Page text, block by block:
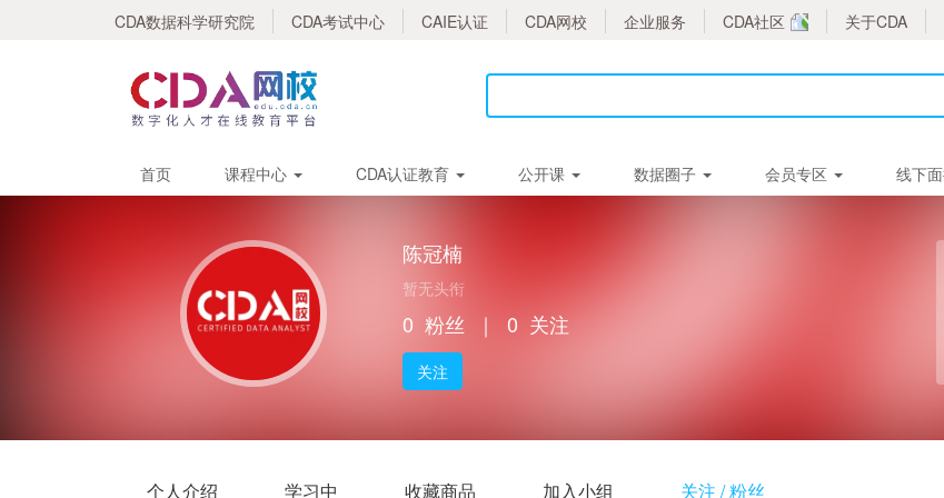
CDA数据科学研究院 CDA考试中心 CAIE认证 CDA网校 企业服务 CDA社区 关于CDA
首页 课程中心 CDA认证教育 公开课 数据圈子 会员专区 线下
陈冠楠
暂无头衔
0 粉丝 ｜ 0 关注
关注
个人介绍 学习中 收藏商品 加入小组 关注 / 粉丝